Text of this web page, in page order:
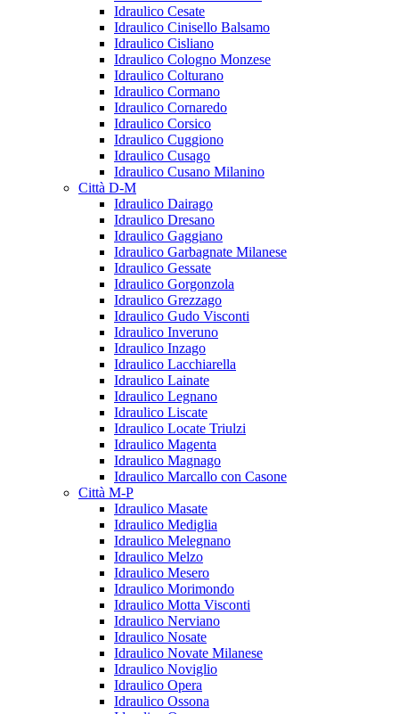
Idraulico Cesate
Idraulico Cinisello Balsamo
Idraulico Cisliano
Idraulico Cologno Monzese
Idraulico Colturano
Idraulico Cormano
Idraulico Cornaredo
Idraulico Corsico
Idraulico Cuggiono
Idraulico Cusago
Idraulico Cusano Milanino
Città D-M
Idraulico Dairago
Idraulico Dresano
Idraulico Gaggiano
Idraulico Garbagnate Milanese
Idraulico Gessate
Idraulico Gorgonzola
Idraulico Grezzago
Idraulico Gudo Visconti
Idraulico Inveruno
Idraulico Inzago
Idraulico Lacchiarella
Idraulico Lainate
Idraulico Legnano
Idraulico Liscate
Idraulico Locate Triulzi
Idraulico Magenta
Idraulico Magnago
Idraulico Marcallo con Casone
Città M-P
Idraulico Masate
Idraulico Mediglia
Idraulico Melegnano
Idraulico Melzo
Idraulico Mesero
Idraulico Morimondo
Idraulico Motta Visconti
Idraulico Nerviano
Idraulico Nosate
Idraulico Novate Milanese
Idraulico Noviglio
Idraulico Opera
Idraulico Ossona